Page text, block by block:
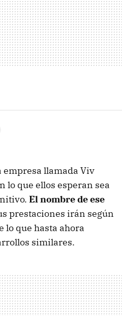
empresa llamada Viv
lo que ellos esperan sea
El nombre de ese
prestaciones irán según
lo que hasta ahora
similares.